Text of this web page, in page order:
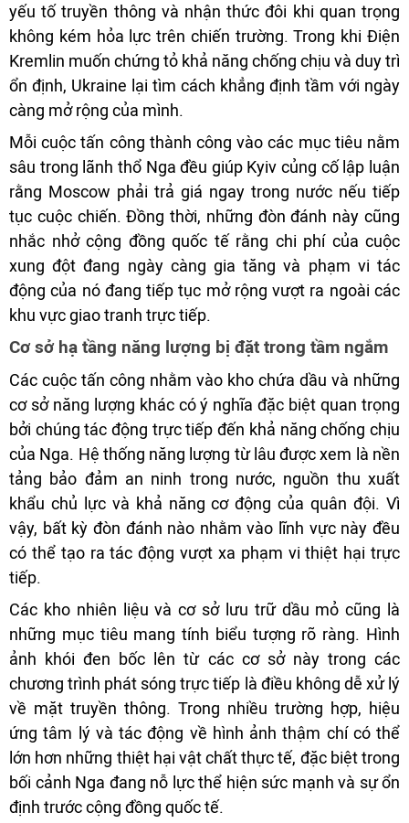
yếu tố truyền thông và nhận thức đôi khi quan trọng
không kém hỏa lực trên chiến trường. Trong khi Điện
Kremlin muốn chứng tỏ khả năng chống chịu và duy trì
ổn định, Ukraine lại tìm cách khẳng định tầm với ngày
càng mở rộng của mình.
Mỗi cuộc tấn công thành công vào các mục tiêu nằm
sâu trong lãnh thổ Nga đều giúp Kyiv củng cố lập luận
rằng Moscow phải trả giá ngay trong nước nếu tiếp
tục cuộc chiến. Đồng thời, những đòn đánh này cũng
nhắc nhở cộng đồng quốc tế rằng chi phí của cuộc
xung đột đang ngày càng gia tăng và phạm vi tác
động của nó đang tiếp tục mở rộng vượt ra ngoài các
khu vực giao tranh trực tiếp.
Cơ sở hạ tầng năng lượng bị đặt trong tầm ngắm
Các cuộc tấn công nhằm vào kho chứa dầu và những
cơ sở năng lượng khác có ý nghĩa đặc biệt quan trọng
bởi chúng tác động trực tiếp đến khả năng chống chịu
của Nga. Hệ thống năng lượng từ lâu được xem là nền
tảng bảo đảm an ninh trong nước, nguồn thu xuất
khẩu chủ lực và khả năng cơ động của quân đội. Vì
vậy, bất kỳ đòn đánh nào nhằm vào lĩnh vực này đều
có thể tạo ra tác động vượt xa phạm vi thiệt hại trực
tiếp.
Các kho nhiên liệu và cơ sở lưu trữ dầu mỏ cũng là
những mục tiêu mang tính biểu tượng rõ ràng. Hình
ảnh khói đen bốc lên từ các cơ sở này trong các
chương trình phát sóng trực tiếp là điều không dễ xử lý
về mặt truyền thông. Trong nhiều trường hợp, hiệu
ứng tâm lý và tác động về hình ảnh thậm chí có thể
lớn hơn những thiệt hại vật chất thực tế, đặc biệt trong
bối cảnh Nga đang nỗ lực thể hiện sức mạnh và sự ổn
định trước cộng đồng quốc tế.